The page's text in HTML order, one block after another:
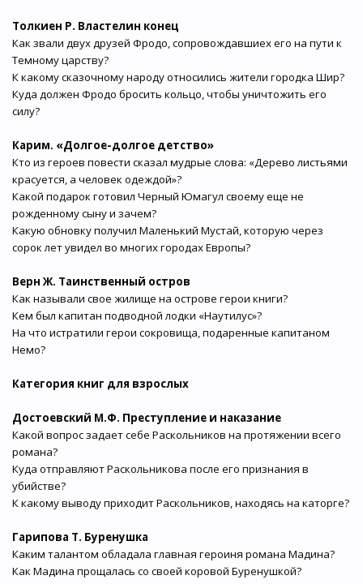
Толкиен Р. Властелин конец
Как звали двух друзей Фродо, сопровождавшиех его на пути к
Темному царству?
К какому сказочному народу относились жители городка Шир?
Куда должен Фродо бросить кольцо, чтобы уничтожить его
силу?
Карим. «Долгое-долгое детство»
Кто из героев повести сказал мудрые слова: «Дерево листьями
красуется, а человек одеждой»?
Какой подарок готовил Черный Юмагул своему еще не
рожденному сыну и зачем?
Какую обновку получил Маленький Мустай, которую через
сорок лет увидел во многих городах Европы?
Верн Ж. Таинственный остров
Как называли свое жилище на острове герои книги?
Кем был капитан подводной лодки «Наутилус»?
На что истратили герои сокровища, подаренные капитаном
Немо?
Категория книг для взрослых
Достоевский М.Ф. Преступление и наказание
Какой вопрос задает себе Раскольников на протяжении всего
романа?
Куда отправляют Раскольникова после его признания в
убийстве?
К какому выводу приходит Раскольников, находясь на каторге?
Гарипова Т. Буренушка
Каким талантом обладала главная героиня романа Мадина?
Как Мадина прощалась со своей коровой Буренушкой?